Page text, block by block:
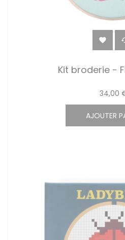

Kit broderie -
34,00
AJOUTER